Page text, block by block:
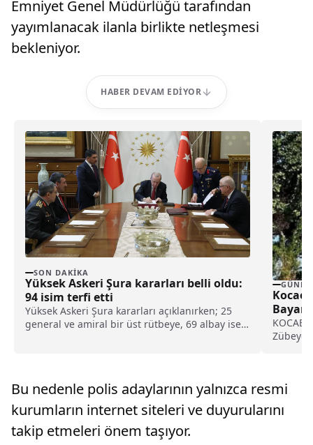
Emniyet Genel Müdürlüğü tarafından
yayımlanacak ilanla birlikte netleşmesi
bekleniyor.
HABER DEVAM EDIYOR
SON DAKIKA
Yüksek Askeri Şura kararları belli oldu:
94 isim terfi etti
Yüksek Askeri Şura kararları açıklanırken; 25
general ve amiral bir üst rütbeye, 69 albay ise
Bayan
Bu nedenle polis adaylarının yalnızca resmi
kurumların internet siteleri ve duyurularını
takip etmeleri önem taşıyor.